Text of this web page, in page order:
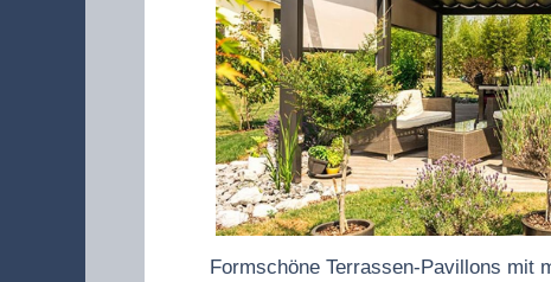
Formschöne Terrassen-Pavillons mit